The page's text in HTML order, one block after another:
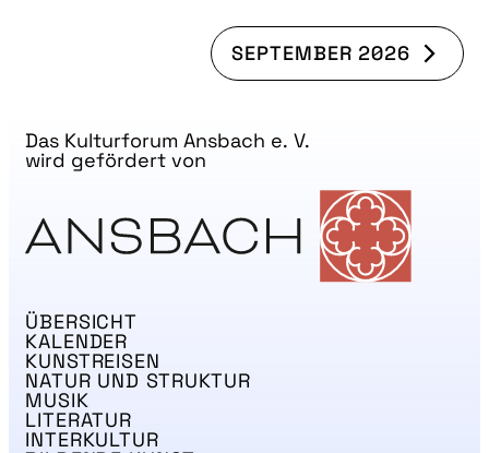
SEPTEMBER 2026
ÜBERSICHT
KALENDER
KUNSTREISEN
NATUR UND STRUKTUR
MUSIK
LITERATUR
INTERKULTUR
Das Kulturforum Ansbach e. V.
wird gefördert von